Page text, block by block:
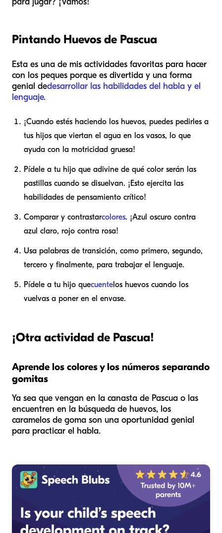
Pintando Huevos de Pascua
Esta es una de mis actividades favoritas para hacer
con los peques porque es divertida y una forma
genial dedesarrollar las habilidades del habla y el
lenguaje.
¡Cuando estés haciendo los huevos, puedes pedirles a
tus hijos que viertan el agua en los vasos, lo que
ayuda con la motricidad gruesa!
Pídele a tu hijo que adivine de qué color serán las
pastillas cuando se disuelvan. ¡Esto ejercita las
habilidades de pensamiento crítico!
Comparar y contrastarcolores. ¡Azul oscuro contra
azul claro, rojo contra rosa!
Usa palabras de transición, como primero, segundo,
tercero y finalmente, para trabajar el lenguaje.
Pídele a tu hijo quecuente los huevos cuando los
vuelvas a poner en el envase.
¡Otra actividad de Pascua!
Aprende los colores y los números separando
gomitas
Ya sea que vengan en la canasta de Pascua o las
encuentren en la búsqueda de huevos, los
caramelos de goma son una oportunidad genial
para practicar el habla.